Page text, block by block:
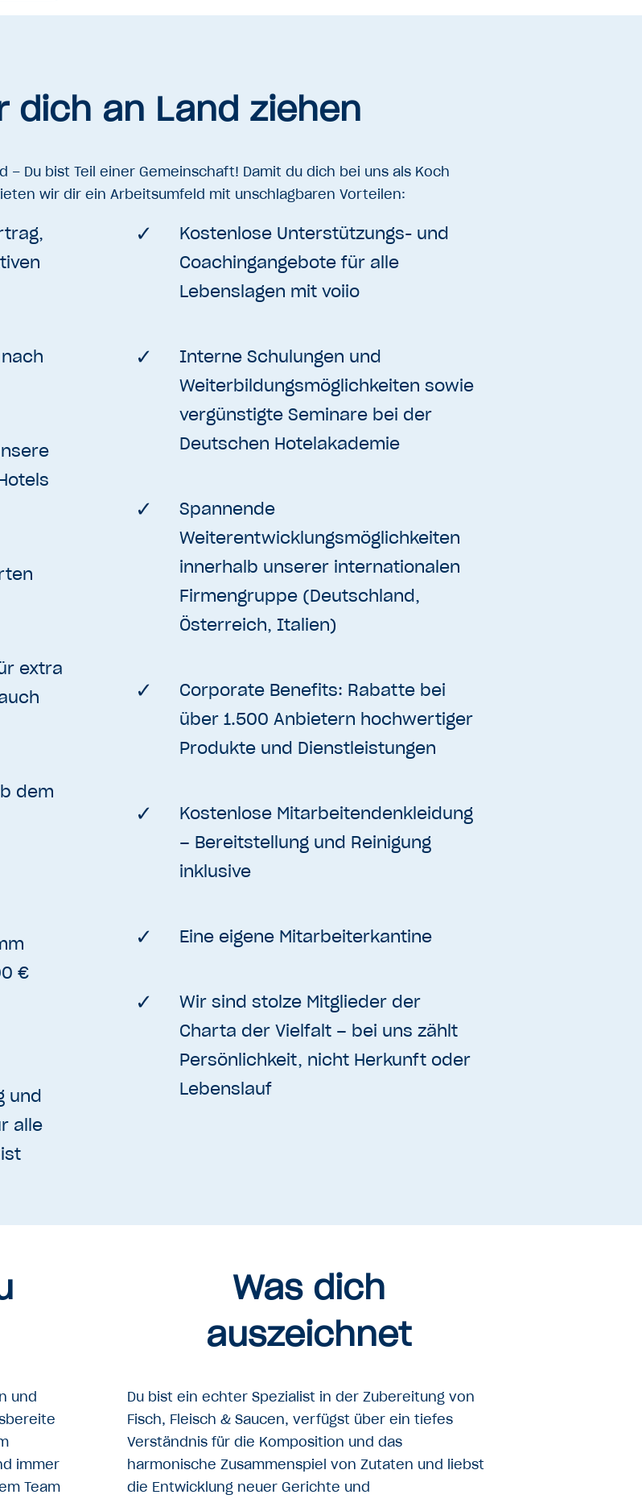
und
immer
Team
Was dich
auszeichnet
Du bist ein echter Spezialist in der Zubereitung von
Fisch, Fleisch & Saucen, verfügst über ein tiefes
Verständnis für die Komposition und das
harmonische Zusammenspiel von Zutaten und liebst
die Entwicklung neuer Gerichte und
dich an Land ziehen
– Du bist Teil einer Gemeinschaft! Damit du dich bei uns als Koch
wir dir ein Arbeitsumfeld mit unschlagbaren Vorteilen:
extra
dem
€
und
alle
Kostenlose Unterstützungs- und
Coachingangebote für alle
Lebenslagen mit voiio
Interne Schulungen und
Weiterbildungsmöglichkeiten sowie
vergünstigte Seminare bei der
Deutschen Hotelakademie
Spannende
Weiterentwicklungsmöglichkeiten
innerhalb unserer internationalen
Firmengruppe (Deutschland,
Österreich, Italien)
Corporate Benefits: Rabatte bei
über 1.500 Anbietern hochwertiger
Produkte und Dienstleistungen
Kostenlose Mitarbeitendenkleidung
– Bereitstellung und Reinigung
inklusive
Eine eigene Mitarbeiterkantine
Wir sind stolze Mitglieder der
Charta der Vielfalt – bei uns zählt
Persönlichkeit, nicht Herkunft oder
Lebenslauf